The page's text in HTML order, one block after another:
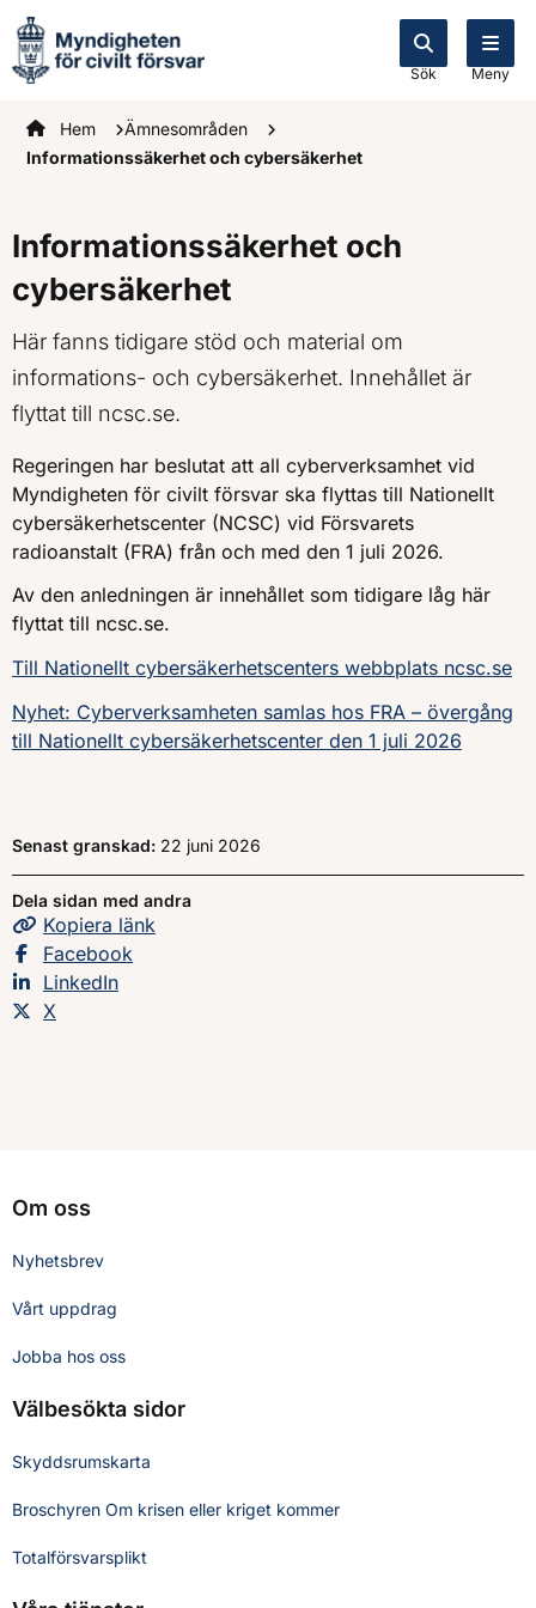
Sök Meny
Startsidan
Hem
Ämnesområden
Informationssäkerhet och cybersäkerhet
Informationssäkerhet och
cybersäkerhet
Här fanns tidigare stöd och material om
informations- och cybersäkerhet. Innehållet är
flyttat till ncsc.se.
Regeringen har beslutat att all cyberverksamhet vid
Myndigheten för civilt försvar ska flyttas till Nationellt
cybersäkerhetscenter (NCSC) vid Försvarets
radioanstalt (FRA) från och med den 1 juli 2026.
Av den anledningen är innehållet som tidigare låg här
flyttat till ncsc.se.
Till Nationellt cybersäkerhetscenters webbplats ncsc.se
Nyhet: Cyberverksamheten samlas hos FRA – övergång
till Nationellt cybersäkerhetscenter den 1 juli 2026
Senast granskad: 22 juni 2026
Dela sidan med andra
Kopiera sidans
länk
Dela sidan på
Facebook
Dela sidan på
LinkedIn
Dela sidan på
X
Om oss
Nyhetsbrev
Vårt uppdrag
Jobba hos oss
Välbesökta sidor
Skyddsrumskarta
Broschyren Om krisen eller kriget kommer
Totalförsvarsplikt